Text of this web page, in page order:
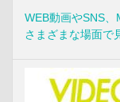
WEB動画やSNS
さまざまな場面で